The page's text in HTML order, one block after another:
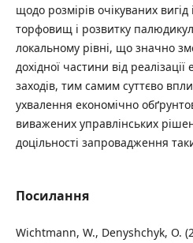
щодо розмірів очікуваних
торфовищ і розвитку
локальному рівні, що значно
дохідної частини від
заходів, тим самим суттєво
ухвалення економічно
виважених управлінських
доцільності запровадження
Посилання
Wichtmann, W., Denyshchyk, O.